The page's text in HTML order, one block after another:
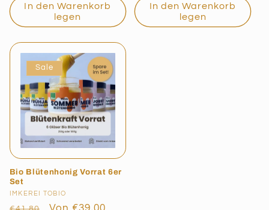
In den Warenkorb
legen
In den Warenkorb
legen
Sale
Bio Blütenhonig Vorrat 6er
Set
Anbieter:
IMKEREI TOBIO